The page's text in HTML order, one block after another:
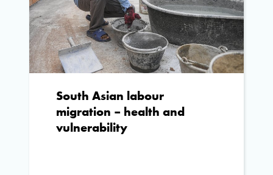
South Asian labour
migration – health and
vulnerability